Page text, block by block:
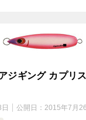
ジギング カプリ
公開日： 2015年7月